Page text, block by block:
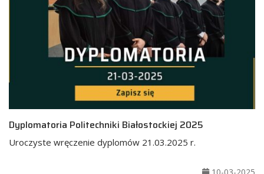
Dyplomatoria Politechniki Białostockiej 2025
Uroczyste wręczenie dyplomów 21.03.2025 r.